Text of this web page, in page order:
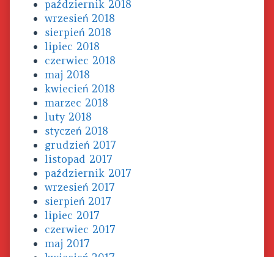
październik 2018
wrzesień 2018
sierpień 2018
lipiec 2018
czerwiec 2018
maj 2018
kwiecień 2018
marzec 2018
luty 2018
styczeń 2018
grudzień 2017
listopad 2017
październik 2017
wrzesień 2017
sierpień 2017
lipiec 2017
czerwiec 2017
maj 2017